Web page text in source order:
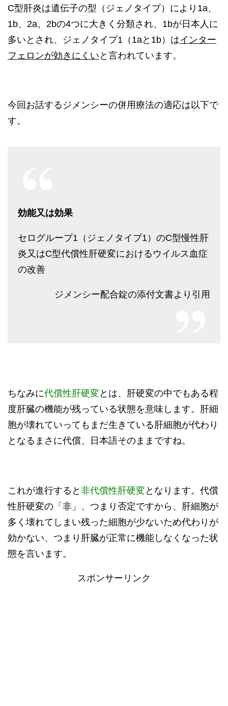
C型肝炎は遺伝子の型（ジェノタイプ）により1a、
1b、2a、2bの4つに大きく分類され、1bが日本人に
多いとされ、ジェノタイプ1（1aと1b）はインタ ー
フェロンが効きにくい と言われています。
今回お話するジメンシーの併用療法の適応は以下で
す。
効能又は効果
セログループ1（ジェノタイプ1）のC型慢性肝
炎又はC型代償性肝硬変におけるウイルス血症
の改善
ジメンシー配合錠の添付文書より引用
ちなみに代償性肝硬変とは、肝硬変の中でもある程
度肝臓の機能が残っている状態を意味します。肝細
胞が壊れていってもまだ生きている肝細胞が代わり
となるまさに代償、日本語そのままですね。
これが進行すると 非代償性肝硬変となります。代償
性肝硬変の「非」、つまり否定ですから、肝細胞が
多く壊れてしまい残った細胞が少ないため代わりが
効かない、つまり肝臓が正常に機能しなくなった状
態を言います。
スポンサーリンク